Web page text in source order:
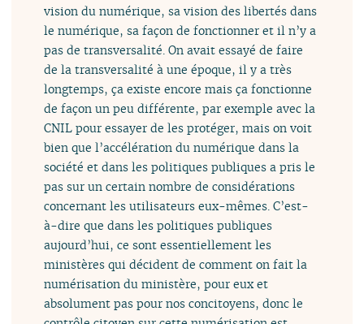
vision du numérique, sa vision des libertés dans
le numérique, sa façon de fonctionner et il n’y a
pas de transversalité. On avait essayé de faire
de la transversalité à une époque, il y a très
longtemps, ça existe encore mais ça fonctionne
de façon un peu différente, par exemple avec la
CNIL pour essayer de les protéger, mais on voit
bien que l’accélération du numérique dans la
société et dans les politiques publiques a pris le
pas sur un certain nombre de considérations
concernant les utilisateurs eux-mêmes. C’est-
à-dire que dans les politiques publiques
aujourd’hui, ce sont essentiellement les
ministères qui décident de comment on fait la
numérisation du ministère, pour eux et
absolument pas pour nos concitoyens, donc le